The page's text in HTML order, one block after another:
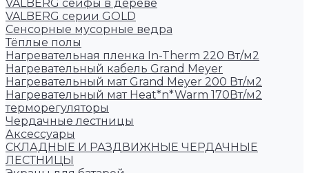
VALBERG сейфы в дереве
VALBERG серии GOLD
Сенсорные мусорные ведра
Тёплые полы
Нагревательная пленка In-Therm 220 Вт/м2
Нагревательный кабель Grand Meyer
Нагревательный мат Grand Meyer 200 Вт/м2
Нагревательный мат Heat*n*Warm 170Вт/м2
терморегуляторы
Чердачные лестницы
Аксессуары
СКЛАДНЫЕ И РАЗДВИЖНЫЕ ЧЕРДАЧНЫЕ
ЛЕСТНИЦЫ